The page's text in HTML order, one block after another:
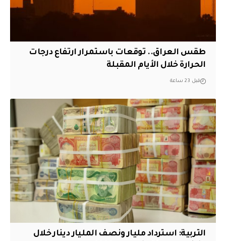
طقس العراق.. توقعات باستمرار ارتفاع درجات
الحرارة خلال الأيام المقبلة
قبل 23 ساعة
التربية: استرداد مليار ونصف المليار دينار خلال